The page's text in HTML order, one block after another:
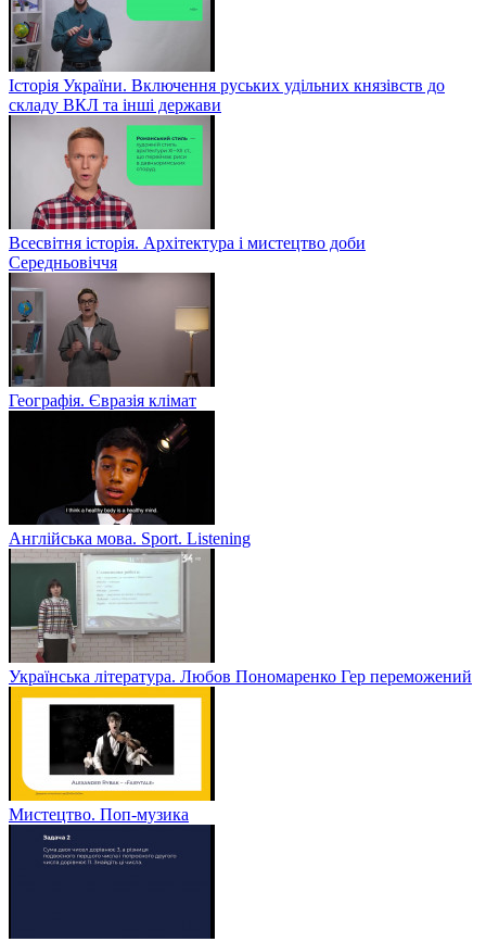
Історія України. Включення руських удільних князівств до
складу ВКЛ та інші держави
Всесвітня історія. Архітектура і мистецтво доби
Середньовіччя
Географія. Євразія клімат
Англійська мова. Sport. Listening
Українська література. Любов Пономаренко Гер переможений
Мистецтво. Поп-музика